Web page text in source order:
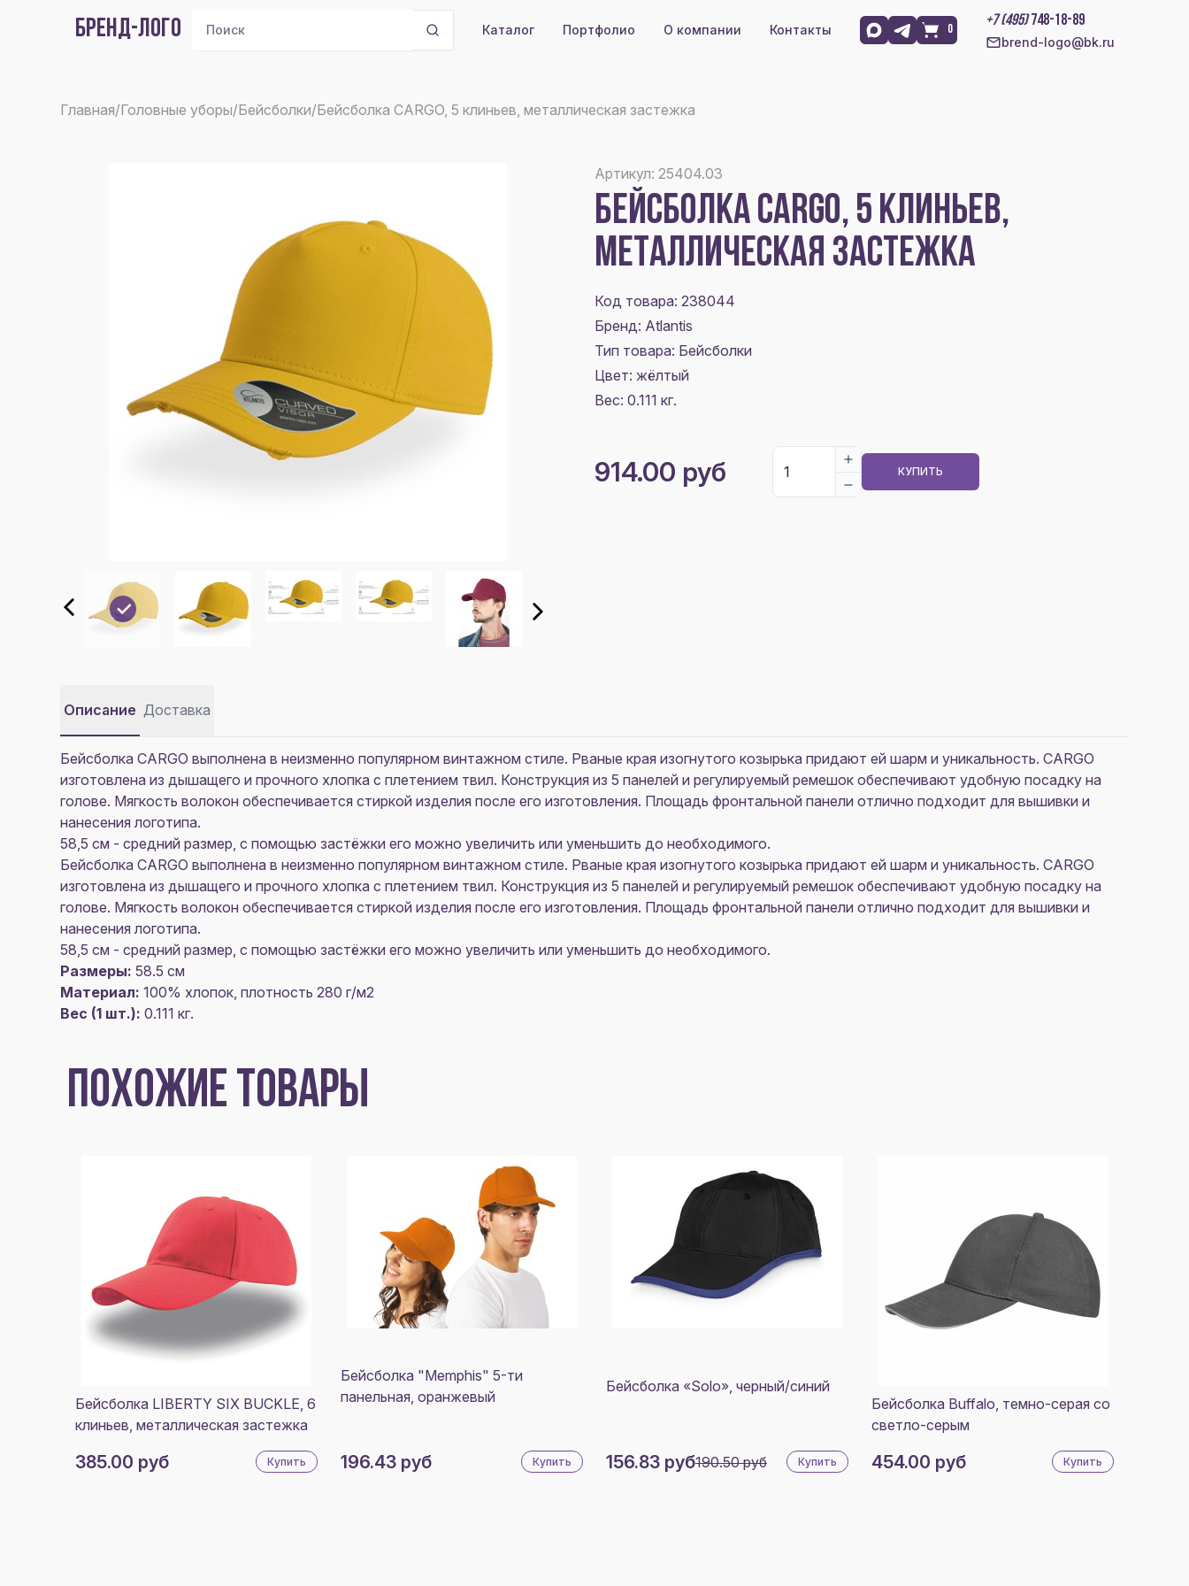
БРЕНД-ЛОГО Каталог Портфолио О компании Контакты 0
+7 (495)748-18-89
brend-logo@bk.ru
Главная/Головные уборы/Бейсболки/Бейсболка CARGO, 5 клиньев, металлическая застежка
Артикул: 25404.03
БЕЙСБОЛКА CARGO, 5 КЛИНЬЕВ,
МЕТАЛЛИЧЕСКАЯ ЗАСТЕЖКА
Код товара: 238044
Бренд: Atlantis
Тип товара: Бейсболки
Цвет: жёлтый
Вес: 0.111 кг.
914.00 руб КУПИТЬ
Описание Доставка
Бейсболка CARGO выполнена в неизменно популярном винтажном стиле. Рваные края изогнутого козырька придают ей шарм и уникальность. CARGO
изготовлена из дышащего и прочного хлопка с плетением твил. Конструкция из 5 панелей и регулируемый ремешок обеспечивают удобную посадку на
голове. Мягкость волокон обеспечивается стиркой изделия после его изготовления. Площадь фронтальной панели отлично подходит для вышивки и
нанесения логотипа.
58,5 см - средний размер, с помощью застёжки его можно увеличить или уменьшить до необходимого.
Бейсболка CARGO выполнена в неизменно популярном винтажном стиле. Рваные края изогнутого козырька придают ей шарм и уникальность. CARGO
изготовлена из дышащего и прочного хлопка с плетением твил. Конструкция из 5 панелей и регулируемый ремешок обеспечивают удобную посадку на
голове. Мягкость волокон обеспечивается стиркой изделия после его изготовления. Площадь фронтальной панели отлично подходит для вышивки и
нанесения логотипа.
58,5 см - средний размер, с помощью застёжки его можно увеличить или уменьшить до необходимого.
Размеры: 58.5 см
Материал: 100% хлопок, плотность 280 г/м2
Вес (1 шт.): 0.111 кг.
ПОХОЖИЕ ТОВАРЫ
Бейсболка LIBERTY SIX BUCKLE, 6
клиньев, металлическая застежка
385.00 руб Купить
Бейсболка "Memphis" 5-ти
панельная, оранжевый
196.43 руб Купить
Бейсболка «Solo», черный/синий
156.83 руб190.50 руб Купить
Бейсболка Buffalo, темно-серая со
светло-серым
454.00 руб Купить